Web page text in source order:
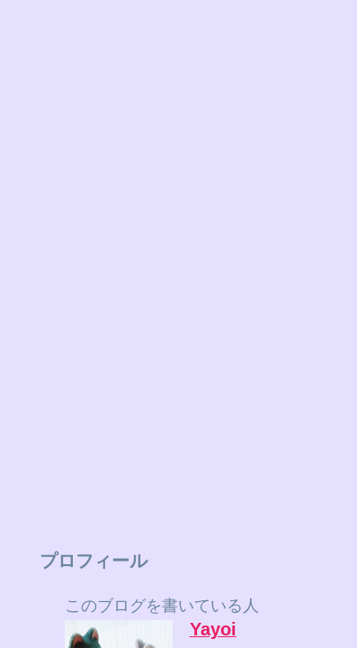
プロフィール
このブログを書いている人
Yayoi